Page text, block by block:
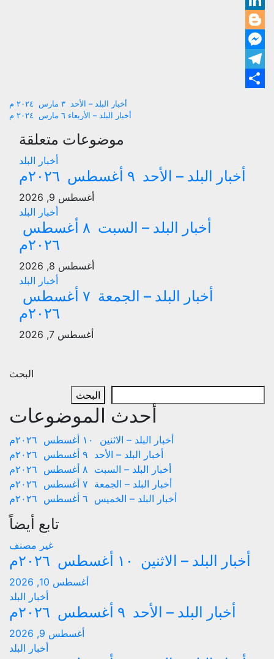
أخبار البلد – الأحد ٣ مارس ٢٠٢٤ م
أخبار البلد – الأربعاء ٦ مارس ٢٠٢٤ م
موضوعات متعلقة
أخبار البلد
أخبار البلد – الأحد ٩ أغسطس ٢٠٢٦م
أغسطس 9, 2026
أخبار البلد
أخبار البلد – السبت ٨ أغسطس
٢٠٢٦م
أغسطس 8, 2026
أخبار البلد
أخبار البلد – الجمعة ٧ أغسطس
٢٠٢٦م
أغسطس 7, 2026
البحث
البحث
أحدث الموضوعات
أخبار البلد – الاثنين ١٠ أغسطس ٢٠٢٦م
أخبار البلد – الأحد ٩ أغسطس ٢٠٢٦م
أخبار البلد – السبت ٨ أغسطس ٢٠٢٦م
أخبار البلد – الجمعة ٧ أغسطس ٢٠٢٦م
أخبار البلد – الخميس ٦ أغسطس ٢٠٢٦م
تابع أيضاً
غير مصنف
أخبار البلد – الاثنين ١٠ أغسطس ٢٠٢٦م
أغسطس 10, 2026
أخبار البلد
أخبار البلد – الأحد ٩ أغسطس ٢٠٢٦م
أغسطس 9, 2026
أخبار البلد